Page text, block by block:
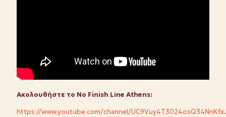
Ακολουθήστε το No Finish Line Athens:
https://www.youtube.com/channel/